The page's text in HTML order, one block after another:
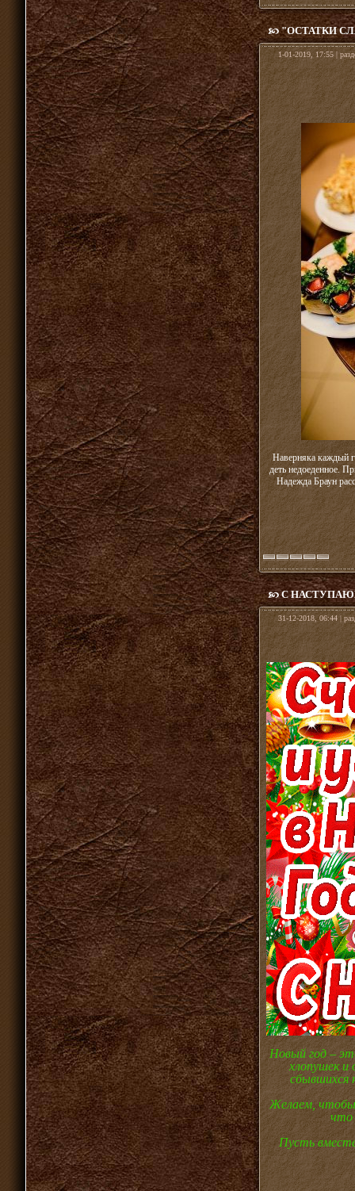
"ОСТАТКИ
1-01-2019, 17:55 |
Наверняка каждый
деть недоеденное.
Надежда Браун
С
31-12-2018, 06:44 |
Новый год –
хлопушек и
сбывшихся
Желаем, чтобы
что
Пусть